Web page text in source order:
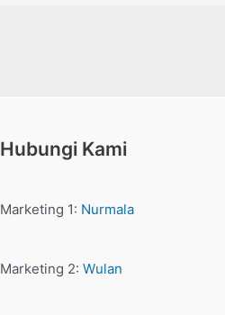
Hubungi Kami
Marketing 1: Nurmala
Marketing 2: Wulan